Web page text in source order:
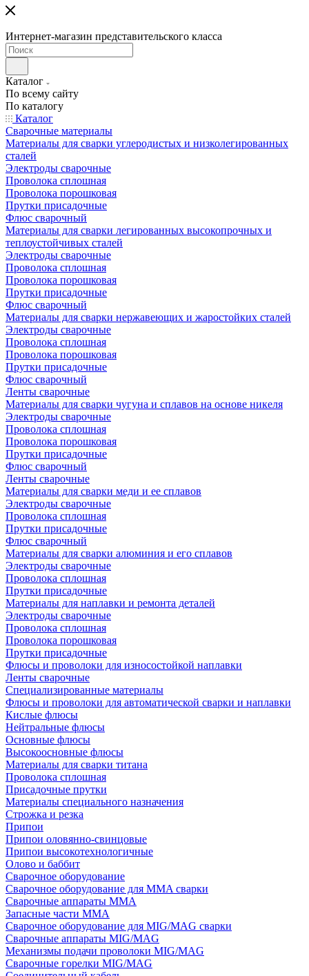
Интернет-магазин представительского класса
Каталог
По всему сайту
По каталогу
Каталог
Сварочные материалы
Материалы для сварки углеродистых и низколегированных
сталей
Электроды сварочные
Проволока сплошная
Проволока порошковая
Прутки присадочные
Флюс сварочный
Материалы для сварки легированных высокопрочных и
теплоустойчивых сталей
Электроды сварочные
Проволока сплошная
Проволока порошковая
Прутки присадочные
Флюс сварочный
Материалы для сварки нержавеющих и жаростойких сталей
Электроды сварочные
Проволока сплошная
Проволока порошковая
Прутки присадочные
Флюс сварочный
Ленты сварочные
Материалы для сварки чугуна и сплавов на основе никеля
Электроды сварочные
Проволока сплошная
Проволока порошковая
Прутки присадочные
Флюс сварочный
Ленты сварочные
Материалы для сварки меди и ее сплавов
Электроды сварочные
Проволока сплошная
Прутки присадочные
Флюс сварочный
Материалы для сварки алюминия и его сплавов
Электроды сварочные
Проволока сплошная
Прутки присадочные
Материалы для наплавки и ремонта деталей
Электроды сварочные
Проволока сплошная
Проволока порошковая
Прутки присадочные
Флюсы и проволоки для износостойкой наплавки
Ленты сварочные
Специализированные материалы
Флюсы и проволоки для автоматической сварки и наплавки
Кислые флюсы
Нейтральные флюсы
Основные флюсы
Высокоосновные флюсы
Материалы для сварки титана
Проволока сплошная
Присадочные прутки
Материалы специального назначения
Строжка и резка
Припои
Припои оловянно-свинцовые
Припои высокотехнологичные
Олово и баббит
Сварочное оборудование
Сварочное оборудование для MMA сварки
Сварочные аппараты MMA
Запасные части MMA
Сварочное оборудование для MIG/MAG сварки
Сварочные аппараты MIG/MAG
Механизмы подачи проволоки MIG/MAG
Сварочные горелки MIG/MAG